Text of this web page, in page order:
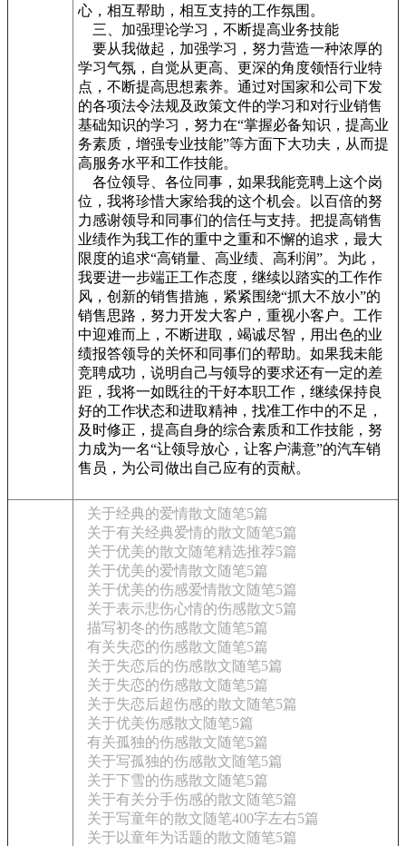
心，相互帮助，相互支持的工作氛围。
三、加强理论学习，不断提高业务技能
要从我做起，加强学习，努力营造一种浓厚的
学习气氛，自觉从更高、更深的角度领悟行业特
点，不断提高思想素养。通过对国家和公司下发
的各项法令法规及政策文件的学习和对行业销售
基础知识的学习，努力在“掌握必备知识，提高业
务素质，增强专业技能”等方面下大功夫，从而提
高服务水平和工作技能。
各位领导、各位同事，如果我能竞聘上这个岗
位，我将珍惜大家给我的这个机会。以百倍的努
力感谢领导和同事们的信任与支持。把提高销售
业绩作为我工作的重中之重和不懈的追求，最大
限度的追求“高销量、高业绩、高利润”。为此，
我要进一步端正工作态度，继续以踏实的工作作
风，创新的销售措施，紧紧围绕“抓大不放小”的
销售思路，努力开发大客户，重视小客户。工作
中迎难而上，不断进取，竭诚尽智，用出色的业
绩报答领导的关怀和同事们的帮助。如果我未能
竞聘成功，说明自己与领导的要求还有一定的差
距，我将一如既往的干好本职工作，继续保持良
好的工作状态和进取精神，找准工作中的不足，
及时修正，提高自身的综合素质和工作技能，努
力成为一名“让领导放心，让客户满意”的汽车销
售员，为公司做出自己应有的贡献。
关于经典的爱情散文随笔5篇
关于有关经典爱情的散文随笔5篇
关于优美的散文随笔精选推荐5篇
关于优美的爱情散文随笔5篇
关于优美的伤感爱情散文随笔5篇
关于表示悲伤心情的伤感散文5篇
描写初冬的伤感散文随笔5篇
有关失恋的伤感散文随笔5篇
关于失恋后的伤感散文随笔5篇
关于失恋的伤感散文随笔5篇
关于失恋后超伤感的散文随笔5篇
关于优美伤感散文随笔5篇
有关孤独的伤感散文随笔5篇
关于写孤独的伤感散文随笔5篇
关于下雪的伤感散文随笔5篇
关于有关分手伤感的散文随笔5篇
关于写童年的散文随笔400字左右5篇
关于以童年为话题的散文随笔5篇